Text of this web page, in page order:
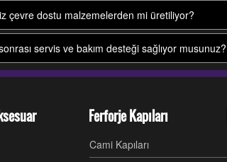
çevre dostu malzemelerden mi üretiliyor?
servis ve bakım desteği sağlıyor musunuz?
Ferforje Kapıları
Cami Kapıları